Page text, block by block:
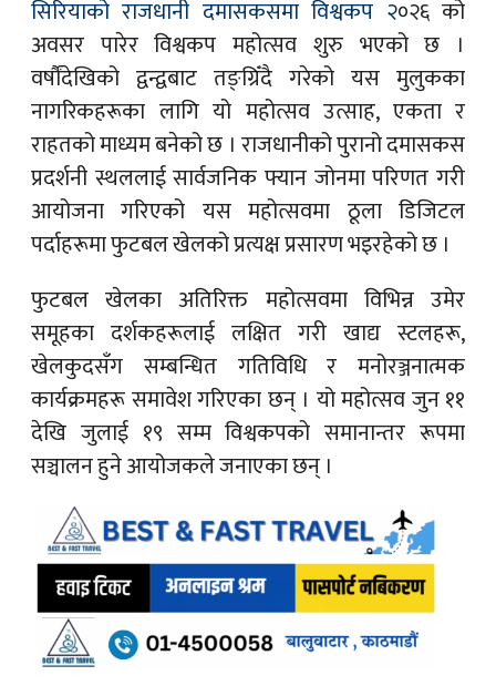
सिरियाको राजधानी दमासकसमा विश्वकप २०२६ को
अवसर पारेर विश्वकप महोत्सव शुरु भएको छ ।
वर्षौंदेखिको द्वन्द्वबाट तङ्ग्रिँदै गरेको यस मुलुकका
नागरिकहरूका लागि यो महोत्सव उत्साह, एकता र
राहतको माध्यम बनेको छ । राजधानीको पुरानो दमासकस
प्रदर्शनी स्थललाई सार्वजनिक फ्यान जोनमा परिणत गरी
आयोजना गरिएको यस महोत्सवमा ठूला डिजिटल
पर्दाहरूमा फुटबल खेलको प्रत्यक्ष प्रसारण भइरहेको छ ।
फुटबल खेलका अतिरिक्त महोत्सवमा विभिन्न उमेर
समूहका दर्शकहरूलाई लक्षित गरी खाद्य स्टलहरू,
खेलकुदसँग सम्बन्धित गतिविधि र मनोरञ्जनात्मक
कार्यक्रमहरू समावेश गरिएका छन् । यो महोत्सव जुन ११
देखि जुलाई १९ सम्म विश्वकपको समानान्तर रूपमा
सञ्चालन हुने आयोजकले जनाएका छन् ।